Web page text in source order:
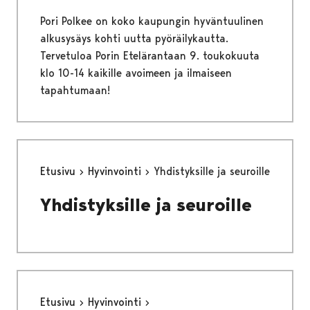
Pori Polkee on koko kaupungin hyväntuulinen
alkusysäys kohti uutta pyöräilykautta.
Tervetuloa Porin Etelärantaan 9. toukokuuta
klo 10-14 kaikille avoimeen ja ilmaiseen
tapahtumaan!
Etusivu Hyvinvointi Yhdistyksille ja seuroille
Yhdistyksille ja seuroille
Etusivu
Hyvinvointi